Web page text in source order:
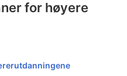
for høyere